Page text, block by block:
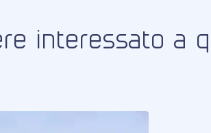
interessato a